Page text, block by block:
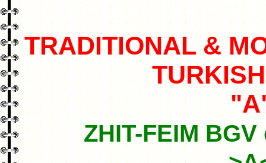
TRADITIONAL &
ZHIT-FEIM